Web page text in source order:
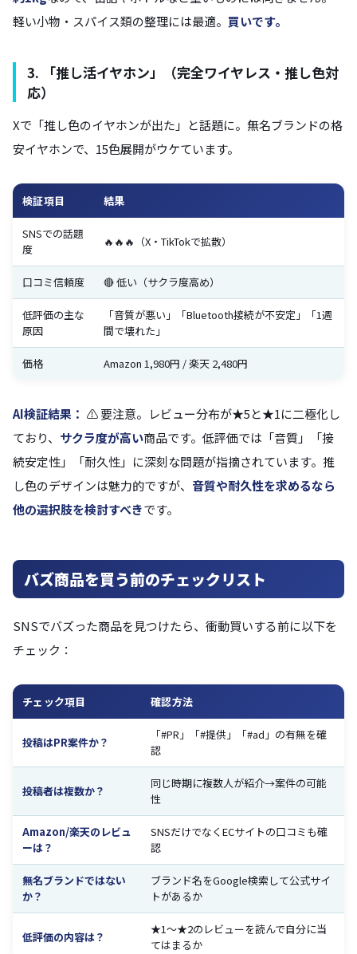
軽い小物・スパイス類の整理には最適。 買いです。
3. 「推し活イヤホン」（完全ワイヤレス・推し色対
応）
Xで「推し色のイヤホンが出た」と話題に。無名ブランドの格
安イヤホンで、15色展開がウケています。
検証項目 結果
SNSでの話題
度
🔥🔥🔥（X・TikTokで拡散）
口コミ信頼度 🔴 低い（サクラ度高め）
低評価の主な
原因
「音質が悪い」「Bluetooth接続が不安定」「1週
間で壊れた」
価格 Amazon 1,980円 / 楽天 2,480円
AI検証結果： ⚠️ 要注意。レビュー分布が★5と★1に二極化し
ており、 サクラ度が高い商品です。低評価では「音質」「接
続安定性」「耐久性」に深刻な問題が指摘されています。推
し色のデザインは魅力的ですが、 音質や耐久性を求めるなら
他の選択肢を検討すべきです。
バズ商品を買う前のチェックリスト
SNSでバズった商品を見つけたら、衝動買いする前に以下を
チェック：
チェック項目 確認方法
投稿はPR案件か？
「#PR」「#提供」「#ad」の有無を確
認
投稿者は複数か？
同じ時期に複数人が紹介→案件の可能
性
Amazon/楽天のレビュ
ーは？
SNSだけでなくECサイトの口コミも確
認
無名ブランドではない
か？
ブランド名をGoogle検索して公式サイ
トがあるか
低評価の内容は？
★1〜★2のレビューを読んで自分に当
てはまるか